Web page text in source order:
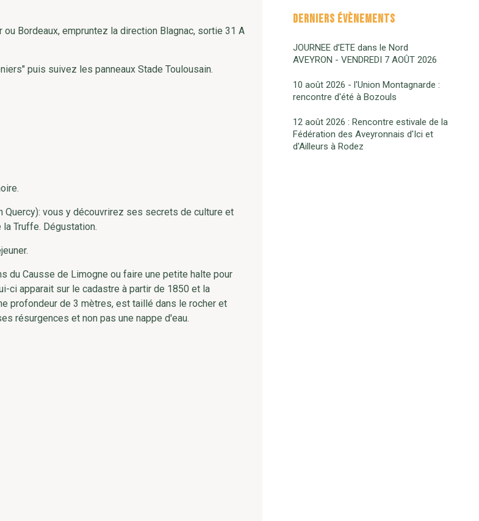
DERNIERS ÉVÈNEMENTS
JOURNEE d’ETE dans le Nord
AVEYRON - VENDREDI 7 AOÛT 2026
10 août 2026 - l'Union Montagnarde :
rencontre d'été à Bozouls
12 août 2026 : Rencontre estivale de la
Fédération des Aveyronnais d'Ici et
d'Ailleurs à Rodez
Bordeaux, empruntez la direction Blagnac, sortie 31 A
puis suivez les panneaux Stade Toulousain.
vous y découvrirez ses secrets de culture et
Truffe. Dégustation.
Causse de Limogne ou faire une petite halte pour
ci apparait sur le cadastre à partir de 1850 et la
profondeur de 3 mètres, est taillé dans le rocher et
résurgences et non pas une nappe d'eau.